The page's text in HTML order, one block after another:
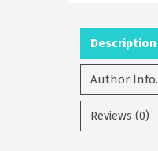
Description
Author Info.
Reviews (0)